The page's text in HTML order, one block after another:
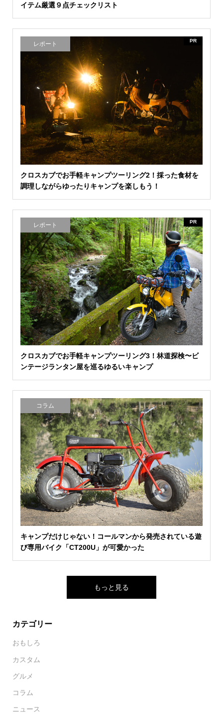
イテム厳選９点チェックリスト
レポート PR
クロスカブでお手軽キャンプツーリング2！採った食材を
調理しながらゆったりキャンプを楽しもう！
レポート PR
クロスカブでお手軽キャンプツーリング3！林道探検〜ビ
ンテージランタン屋を巡るゆるいキャンプ
コラム
キャンプだけじゃない！コールマンから発売されている遊
び専用バイク「CT200U」が可愛かった
もっと見る
カテゴリー
おもしろ
カスタム
グルメ
コラム
ニュース